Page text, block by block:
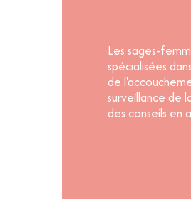
Les sages-
spécialisées
de
surveillance de
des conseils